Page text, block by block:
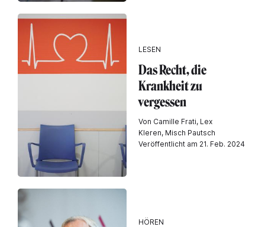
LESEN
Das Recht, die
Krankheit zu
vergessen
Von Camille Frati, Lex
Kleren, Misch Pautsch
Veröffentlicht am 21. Feb. 2024
HÖREN